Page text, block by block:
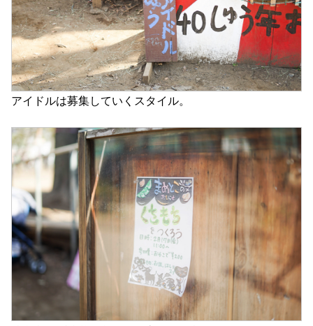
アイドルは募集していくスタイル。